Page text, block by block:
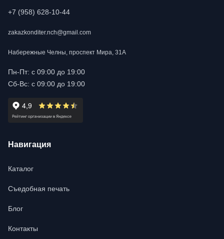
+7 (958) 628-10-44
zakazkonditer.nch@gmail.com
Набережные Челны, проспект Мира, 31А
Пн-Пт: с 09:00 до 19:00
Сб-Вс: с 09:00 до 19:00
Навигация
Каталог
Съедобная печать
Блог
Контакты